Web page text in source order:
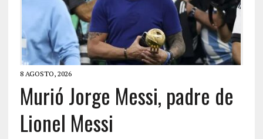
8 AGOSTO, 2026
Murió Jorge Messi, padre de
Lionel Messi